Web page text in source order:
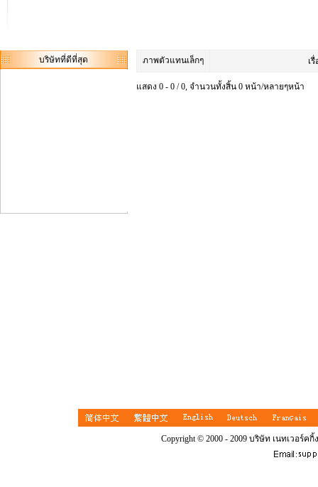
บริษัทที่ดีที่สุด ภาพตัวแทนเล็กๆ เ
แสดง 0 - 0 / 0, จำนวนทั้งสิ้น 0 หน้า/หลายๆหน้า
Copyright © 2000 - 2009 บริษัท เนทเวอร์ค